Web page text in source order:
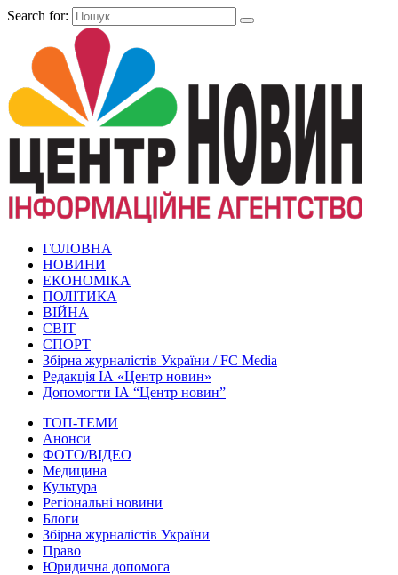
Search for:
ГОЛОВНА
НОВИНИ
ЕКОНОМІКА
ПОЛІТИКА
ВІЙНА
СВІТ
СПОРТ
Збірна журналістів України / FC Media
Редакція ІА «Центр новин»
Допомогти ІА “Центр новин”
ТОП-ТЕМИ
Анонси
ФОТО/ВІДЕО
Медицина
Культура
Регіональні новини
Блоги
Збірна журналістів України
Право
Юридична допомога